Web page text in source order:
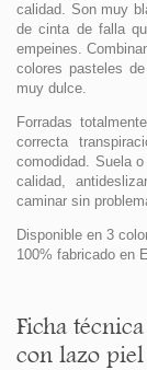
calidad. Son muy
de cinta de falla
empeines.
colores pasteles
muy dulce.
Forradas
correcta
comodidad. Suela
calidad,
caminar sin
Disponible en 3
100% fabricado en
Ficha
con lazo piel